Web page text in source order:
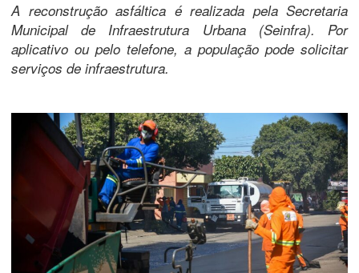
A reconstrução asfáltica é realizada pela Secretaria
Municipal de Infraestrutura Urbana (Seinfra). Por
aplicativo ou pelo telefone, a população pode solicitar
serviços de infraestrutura.